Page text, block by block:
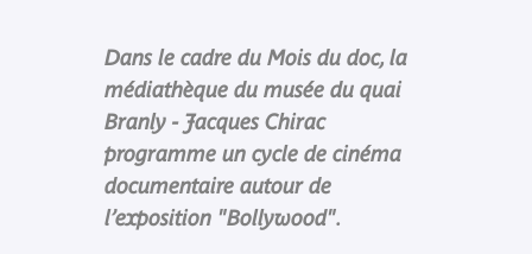
Dans le cadre du Mois du doc, la
médiathèque du musée du quai
Branly - Jacques Chirac
programme un cycle de cinéma
documentaire autour de
l’exposition "Bollywood".